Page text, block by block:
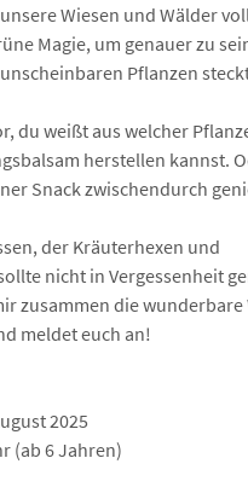
Wiesen und Wälder
Magie, um genauer zu
Pflanzen
du weißt aus welcher
herstellen kannst.
Snack zwischendurch
der Kräuterhexen und
nicht in Vergessenheit
zusammen die wunderbare
meldet euch an!
2025
(ab 6 Jahren)